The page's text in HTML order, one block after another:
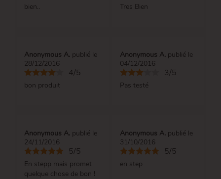
bien.. Tres Bien
Anonymous A. publié le
28/12/2016
4/5
bon produit
Anonymous A. publié le
04/12/2016
3/5
Pas testé
Anonymous A. publié le
24/11/2016
5/5
En stepp mais promet
quelque chose de bon !
Anonymous A. publié le
31/10/2016
5/5
en step